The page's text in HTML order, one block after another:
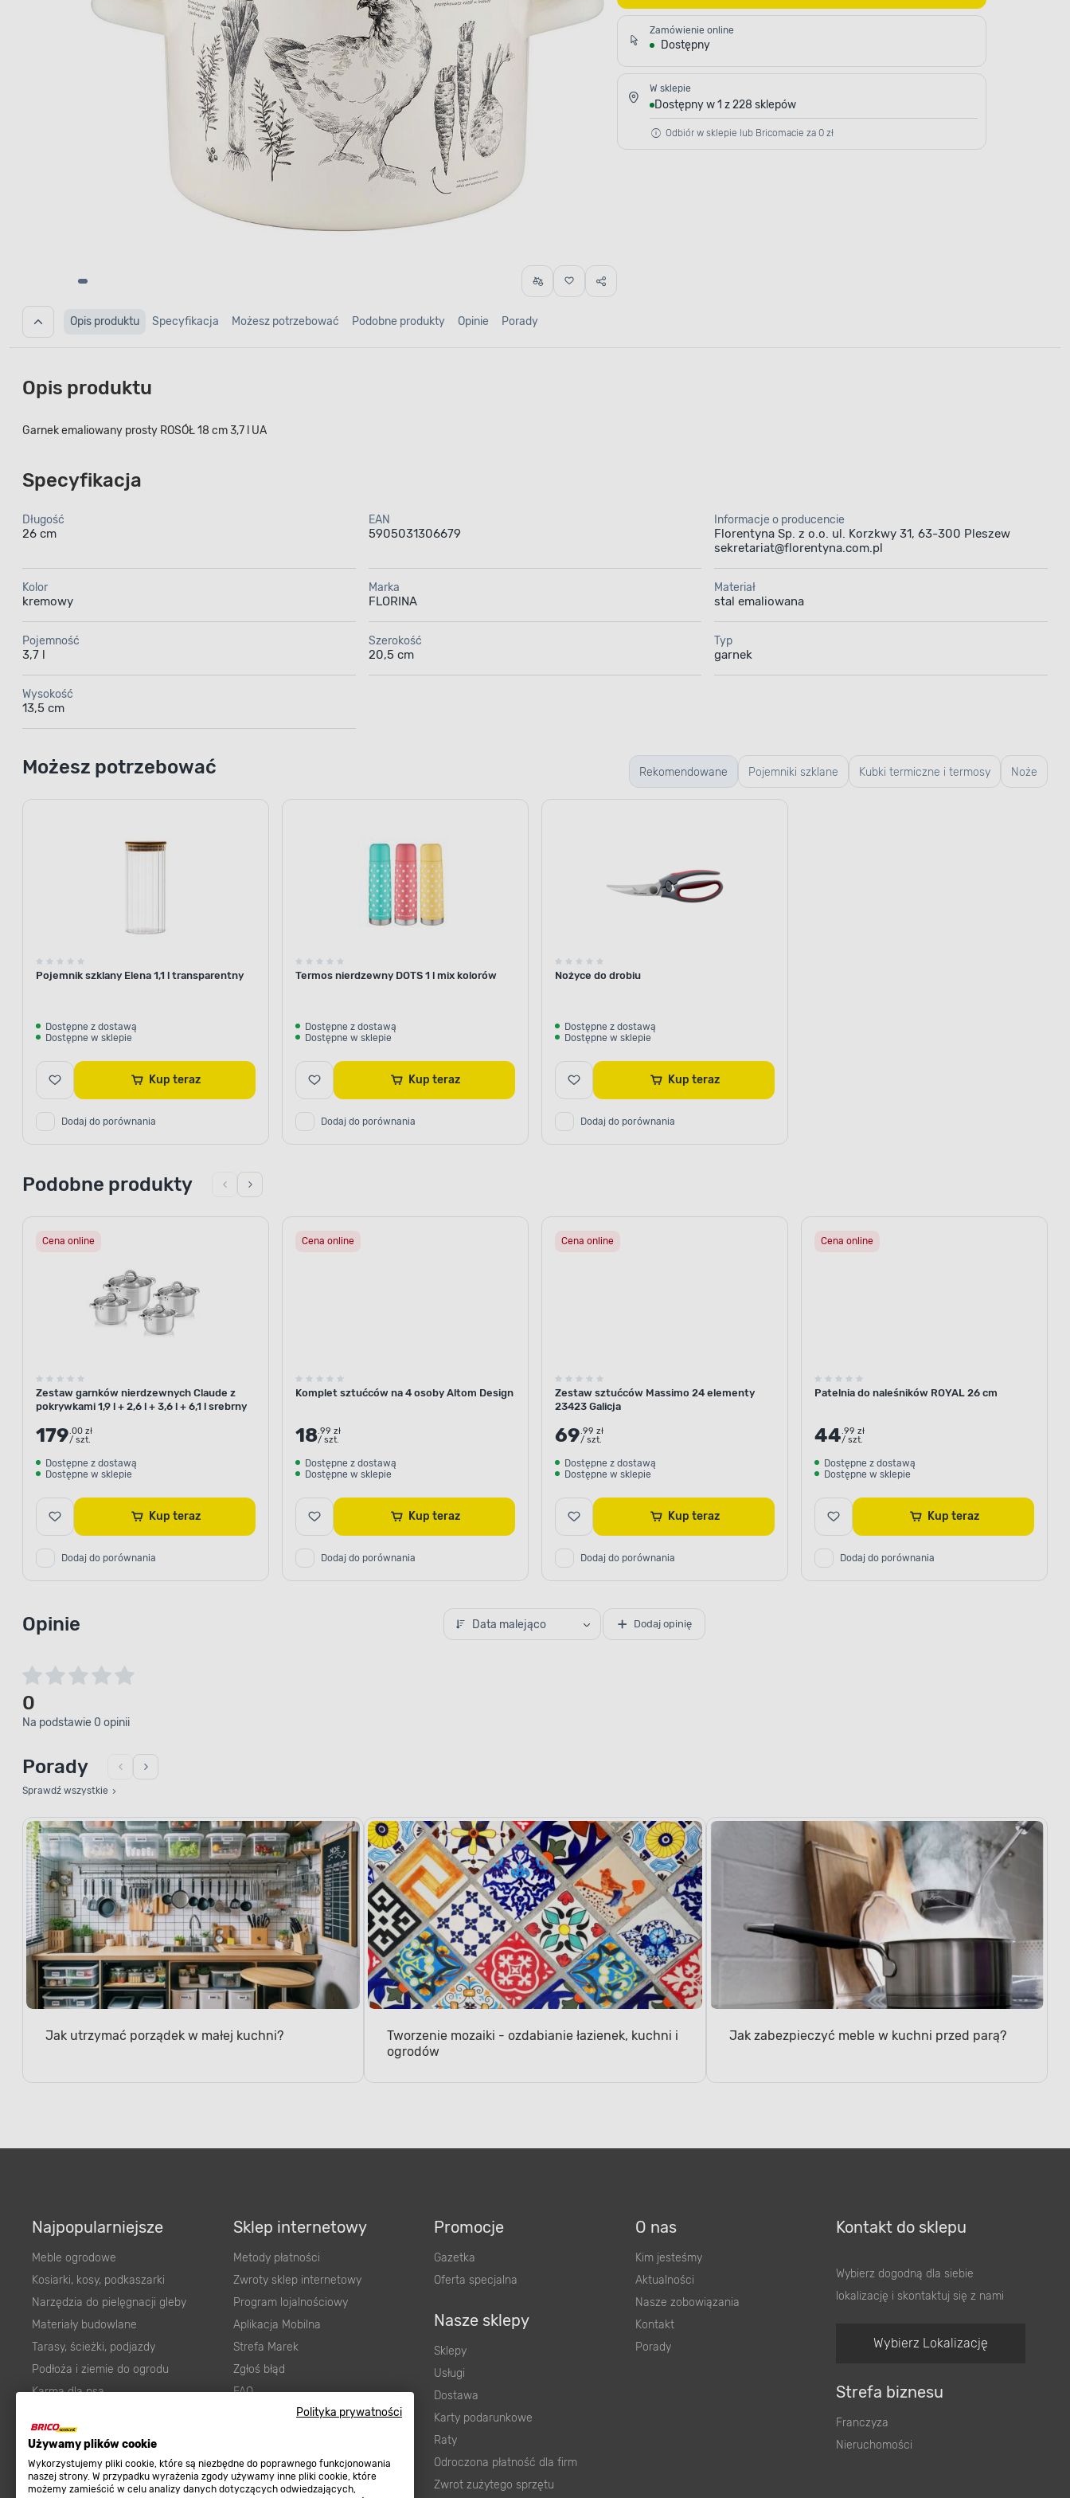
Polityka prywatności
Używamy plików cookie
Wykorzystujemy pliki cookie, które są niezbędne do poprawnego funkcjonowania
naszej strony. W przypadku wyrażenia zgody używamy inne pliki cookie, które
możemy zamieścić w celu analizy danych dotyczących odwiedzających,
Zamówienie online
Dostępny
W sklepie
Dostępny w 1 z 228 sklepów
Odbiór w sklepie lub Bricomacie za 0 zł
Opis produktu Specyfikacja Możesz potrzebować Podobne produkty Opinie Porady
Opis produktu
Garnek emaliowany prosty ROSÓŁ 18 cm 3,7 l UA
Specyfikacja
Długość
26 cm
EAN
5905031306679
Informacje o producencie
Florentyna Sp. z o.o. ul. Korzkwy 31, 63-300 Pleszew
sekretariat@florentyna.com.pl
Kolor
kremowy
Marka
FLORINA
Materiał
stal emaliowana
Pojemność
3,7 l
Szerokość
20,5 cm
Typ
garnek
Wysokość
13,5 cm
Rekomendowane Pojemniki szklane Kubki termiczne i termosy Noże
Możesz potrzebować
Pojemnik szklany Elena 1,1 l transparentny
Dostępne z dostawą
Dostępne w sklepie
Kup teraz
Dodaj do porównania
Termos nierdzewny DOTS 1 l mix kolorów
Dostępne z dostawą
Dostępne w sklepie
Kup teraz
Dodaj do porównania
Nożyce do drobiu
Dostępne z dostawą
Dostępne w sklepie
Kup teraz
Dodaj do porównania
Podobne produkty
Cena online
Zestaw garnków nierdzewnych Claude z
pokrywkami 1,9 l + 2,6 l + 3,6 l + 6,1 l srebrny
179.00 zł
/ szt.
Dostępne z dostawą
Dostępne w sklepie
Kup teraz
Dodaj do porównania
Cena online
Komplet sztućców na 4 osoby Altom Design
18.99 zł
/ szt.
Dostępne z dostawą
Dostępne w sklepie
Kup teraz
Dodaj do porównania
Cena online
Zestaw sztućców Massimo 24 elementy
23423 Galicja
69.99 zł
/ szt.
Dostępne z dostawą
Dostępne w sklepie
Kup teraz
Dodaj do porównania
Cena online
Patelnia do naleśników ROYAL 26 cm
44.99 zł
/ szt.
Dostępne z dostawą
Dostępne w sklepie
Kup teraz
Dodaj do porównania
Opinie Data malejąco Dodaj opinię
0
Na podstawie 0 opinii
Porady
Sprawdź wszystkie
Jak utrzymać porządek w małej kuchni?
Tworzenie mozaiki - ozdabianie łazienek, kuchni i
ogrodów
Jak zabezpieczyć meble w kuchni przed parą?
Najpopularniejsze
Meble ogrodowe
Kosiarki, kosy, podkaszarki
Narzędzia do pielęgnacji gleby
Materiały budowlane
Tarasy, ścieżki, podjazdy
Podłoża i ziemie do ogrodu
Karma dla psa
Farby wewnętrzne białe
Elektryka
Panele
Sklep internetowy
Metody płatności
Zwroty sklep internetowy
Program lojalnościowy
Aplikacja Mobilna
Strefa Marek
Zgłoś błąd
FAQ
Prawny obowiązek zapewnienia
Program Brico PRO
Promocje
Gazetka
Oferta specjalna
Nasze sklepy
Sklepy
Usługi
Dostawa
Karty podarunkowe
Raty
Odroczona płatność dla firm
Zwrot zużytego sprzętu
O nas
Kim jesteśmy
Aktualności
Nasze zobowiązania
Kontakt
Porady
Kontakt do sklepu
Wybierz dogodną dla siebie
lokalizację i skontaktuj się z nami
Wybierz Lokalizację
Strefa biznesu
Franczyza
Nieruchomości